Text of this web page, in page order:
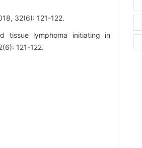
32(6): 121-122.
tissue lymphoma initiating in
121-122.